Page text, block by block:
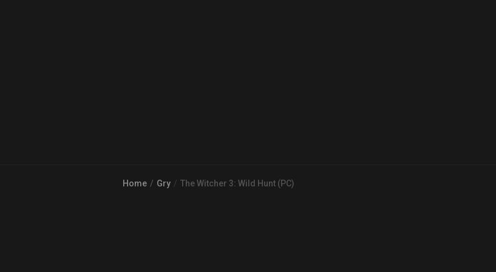
Home Gry The Witcher 3: Wild Hunt (PC)